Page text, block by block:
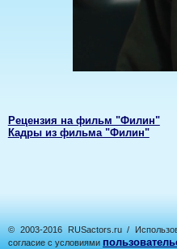
Рецензия на фильм "Филин"
Кадры из фильма "Филин"
© 2003-2016 RUSactors.ru /
согласие с условиями